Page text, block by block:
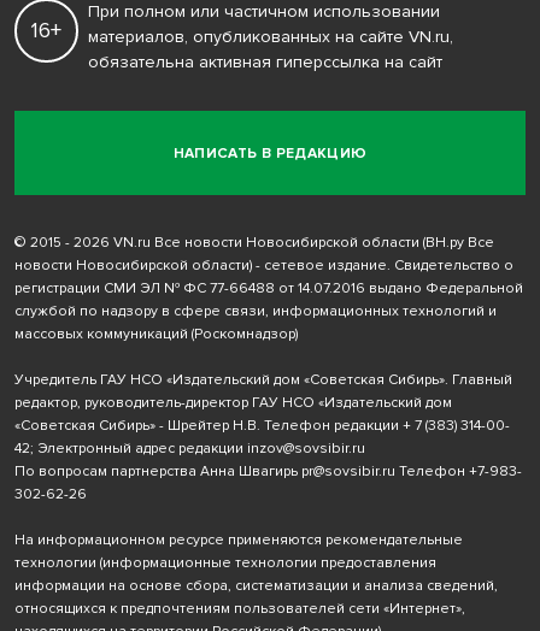
НАПИСАТЬ В РЕДАКЦИЮ
16+
При полном или частичном использовании
материалов, опубликованных на сайте VN.ru,
обязательна активная гиперссылка на сайт
© 2015 - 2026 VN.ru Все новости Новосибирской области (ВН.ру Все
новости Новосибирской области) - сетевое издание. Свидетельство о
регистрации СМИ ЭЛ № ФС 77-66488 от 14.07.2016 выдано Федеральной
службой по надзору в сфере связи, информационных технологий и
массовых коммуникаций (Роскомнадзор)
Учредитель ГАУ НСО «Издательский дом «Советская Сибирь». Главный
редактор, руководитель-директор ГАУ НСО «Издательский дом
«Советская Сибирь» - Шрейтер Н.В. Телефон редакции + 7 (383) 314-00-
42; Электронный адрес редакции inzov@sovsibir.ru
По вопросам партнерства Анна Швагирь pr@sovsibir.ru Телефон +7-983-
302-62-26
На информационном ресурсе применяются рекомендательные
технологии (информационные технологии предоставления
информации на основе сбора, систематизации и анализа сведений,
относящихся к предпочтениям пользователей сети «Интернет»,